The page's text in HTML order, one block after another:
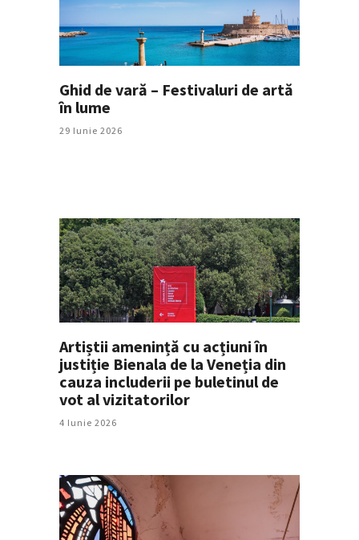
Ghid de vară – Festivaluri de artă
în lume
29 Iunie 2026
Artiștii amenință cu acțiuni în
justiție Bienala de la Veneția din
cauza includerii pe buletinul de
vot al vizitatorilor
4 Iunie 2026